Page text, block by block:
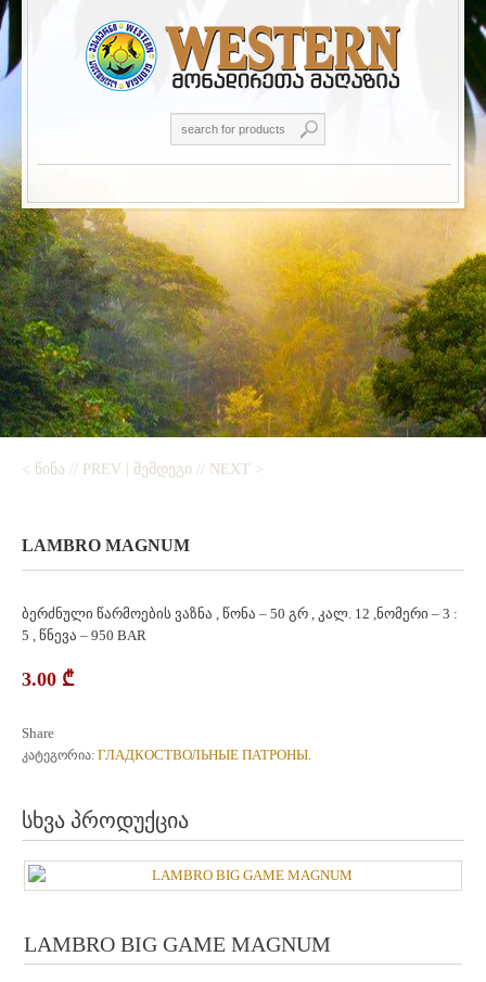
< ᲬᲘᲜᲐ // PREV | ᲨᲔᲛᲓᲔᲒᲘ // NEXT >
LAMBRO MAGNUM
ბერძნული წარმოების ვაზნა , წონა – 50 გრ , კალ. 12 ,ნომერი – 3 :
5 , წნევა – 950 BAR
3.00 ₾
Share
კატეგორია: ГЛАДКОСТВОЛЬНЫЕ ПАТРОНЫ
სხვა პროდუქცია
LAMBRO BIG GAME MAGNUM